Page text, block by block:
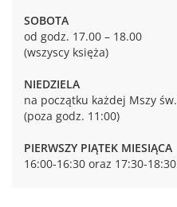
SOBOTA
od godz. 17.00 – 18.00
(wszyscy księża)
NIEDZIELA
na początku każdej Mszy św.
(poza godz. 11:00)
PIERWSZY PIĄTEK MIESIĄCA
16:00-16:30 oraz 17:30-18:30